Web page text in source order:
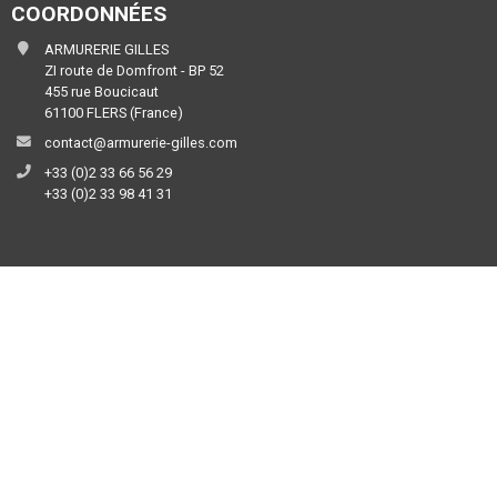
COORDONNÉES
ARMURERIE GILLES
ZI route de Domfront - BP 52
455 rue Boucicaut
61100 FLERS (France)
contact@armurerie-gilles.com
+33 (0)2 33 66 56 29
+33 (0)2 33 98 41 31